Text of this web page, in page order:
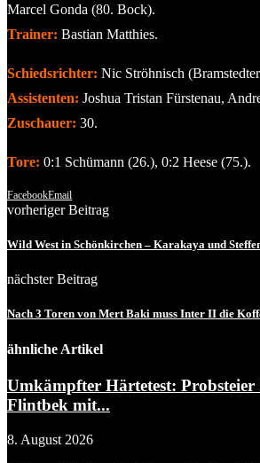
Marcel Gonda (80. Bock).
Trainer: Bastian Matthies.
Schiedsrichter: Nic Ströhnisch
Assistenten: Joshua Tristan Fürstenau,
Zuschauer: 30.
Tore: 0:1 Schümann (26.), 0:2 Heese (75.).
FacebookEmail
vorheriger Beitrag
Wild West in Schönkirchen – Karakaya und
nächster Beitrag
Nach 3 Toren von Mert Baki muss Inter II die
ähnliche Artikel
Umkämpfter Härtetest:
Flintbek mit...
8. August 2026